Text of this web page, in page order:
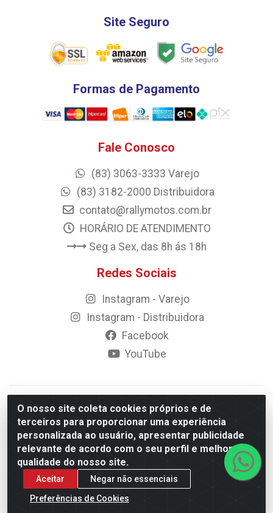
O nosso site coleta cookies próprios e de
terceiros para proporcionar uma experiência
personalizada ao usuário, apresentar publicidade
relevante de acordo com o seu perfil e melhorar a
qualidade do nosso site.
Aceitar
Negar não essenciais
Preferências de Cookies
Site Seguro
Formas de Pagamento
Fale Conosco
(83) 3063-3333 Varejo
(83) 3182-2000 Distribuidora
contato@rallymotos.com.br
HORÁRIO DE ATENDIMENTO
Seg a Sex, das 8h ás 18h
Redes Sociais
Instagram - Varejo
Instagram - Distribuidora
Facebook
YouTube
© 2023 Rally Motos - todos os direitos reservados.
Razão Social: Rally motos distribuidora, importadora e
transportadora de peças LTDA - CNPJ 09.262.859/0001-43 -
Rua Vigário Calixto 2900 - Catolé, Campina Grande/PB